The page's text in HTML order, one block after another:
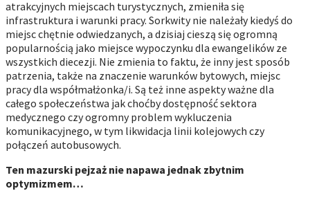
atrakcyjnych miejscach turystycznych, zmieniła się
infrastruktura i warunki pracy. Sorkwity nie należały kiedyś do
miejsc chętnie odwiedzanych, a dzisiaj cieszą się ogromną
popularnością jako miejsce wypoczynku dla ewangelików ze
wszystkich diecezji. Nie zmienia to faktu, że inny jest sposób
patrzenia, także na znaczenie warunków bytowych, miejsc
pracy dla współmałżonka/i. Są też inne aspekty ważne dla
całego społeczeństwa jak choćby dostępność sektora
medycznego czy ogromny problem wykluczenia
komunikacyjnego, w tym likwidacja linii kolejowych czy
połączeń autobusowych.
Ten mazurski pejzaż nie napawa jednak zbytnim
optymizmem…